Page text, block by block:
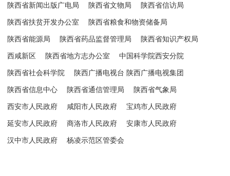
陕西省新闻出版广电局 陕西省文物局 陕西省信访局
陕西省扶贫开发办公室 陕西省粮食和物资储备局
陕西省能源局 陕西省药品监督管理局 陕西省知识产权局
西咸新区 陕西省地方志办公室 中国科学院西安分院
陕西省社会科学院 陕西广播电视台 陕西广播电视集团
陕西省信息中心 陕西省通信管理局 陕西省气象局
西安市人民政府 咸阳市人民政府 宝鸡市人民政府
延安市人民政府 商洛市人民政府 安康市人民政府
汉中市人民政府 杨凌示范区管委会